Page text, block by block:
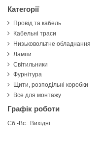
Категорії
Провід та кабель
Кабельні траси
Низьковольтне обладнання
Лампи
Світильники
Фурнітура
Щити, розподільні коробки
Все для монтажу
Графік роботи
Сб.-Вс.: Вихідні